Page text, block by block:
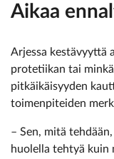
Aikaa
Arjessa kestävyyttä
protetiikan tai
pitkäikäisyyden
toimenpiteiden
– Sen, mitä
huolella tehtyä kuin